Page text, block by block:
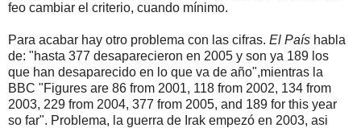
feo cambiar el criterio, cuando mínimo.
Para acabar hay otro problema con las cifras. El País habla
de: "hasta 377 desaparecieron en 2005 y son ya 189 los
que han desaparecido en lo que va de año",mientras la
BBC "Figures are 86 from 2001, 118 from 2002, 134 from
2003, 229 from 2004, 377 from 2005, and 189 for this year
so far". Problema, la guerra de Irak empezó en 2003, asi